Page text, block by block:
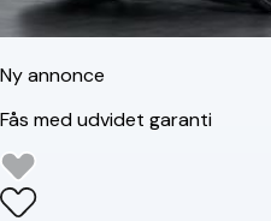
Ny annonce
Fås med udvidet garanti